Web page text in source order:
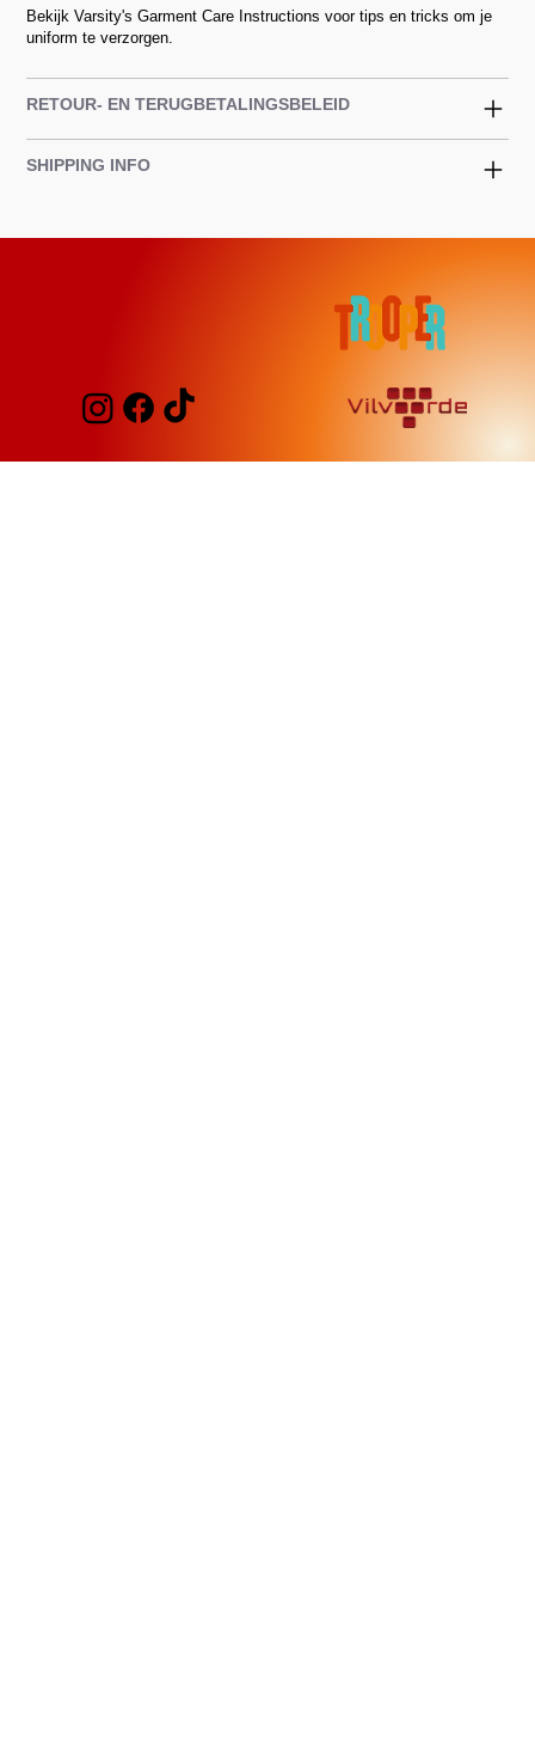
BekijkVarsity's Garment Care Instructionsvoor tips en tricks om je
uniform te verzorgen.
RETOUR- EN TERUGBETALINGSBELEID
SHIPPING INFO